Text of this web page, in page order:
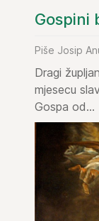
Gospini
Piše Josip
Dragi
mjesecu
Gospa od...